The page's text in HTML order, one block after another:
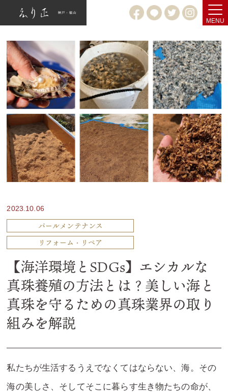
MENU
2023.10.06
パールメンテナンス
リフォーム・リペア
【海洋環境とSDGs】エシカルな
真珠養殖の方法とは？美しい海と
真珠を守るための真珠業界の取り
組みを解説
私たちが生活するうえでなくてはならない、海。その
海の美しさ、そしてそこに暮らす生き物たちの命が、